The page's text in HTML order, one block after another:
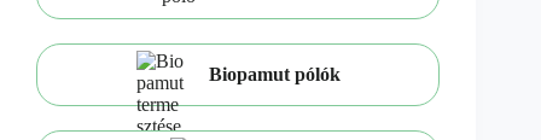
Biopamut pólók